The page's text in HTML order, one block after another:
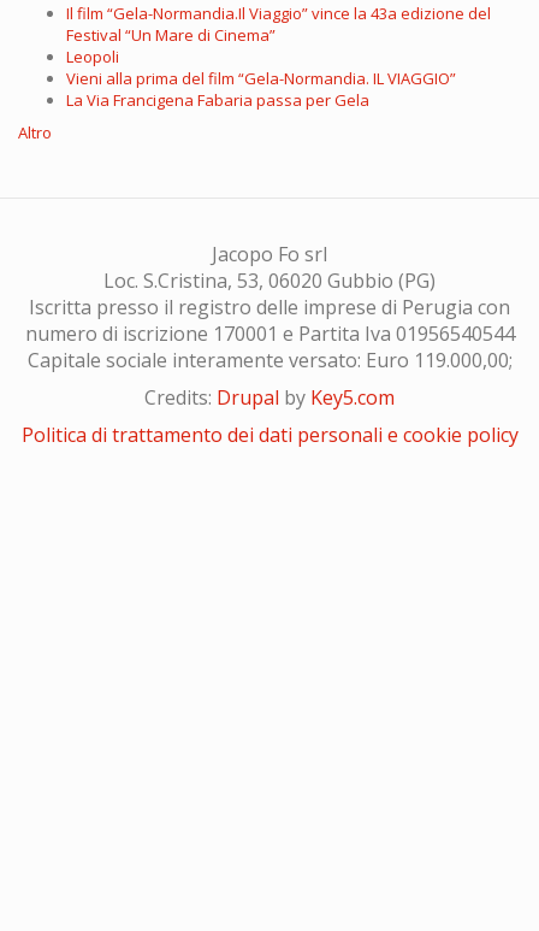
Il film “Gela-Normandia.Il Viaggio” vince la 43a edizione del
Festival “Un Mare di Cinema”
Leopoli
Vieni alla prima del film “Gela-Normandia. IL VIAGGIO”
La Via Francigena Fabaria passa per Gela
Altro
Jacopo Fo srl
Loc. S.Cristina, 53, 06020 Gubbio (PG)
Iscritta presso il registro delle imprese di Perugia con
numero di iscrizione 170001 e Partita Iva 01956540544
Capitale sociale interamente versato: Euro 119.000,00;
Credits: Drupal by Key5.com
Politica di trattamento dei dati personali e cookie policy